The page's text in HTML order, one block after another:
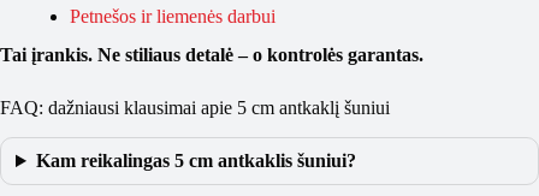
Petnešos ir liemenės darbui
Tai įrankis. Ne stiliaus detalė – o kontrolės garantas.
FAQ: dažniausi klausimai apie 5 cm antkaklį šuniui
Kam reikalingas 5 cm antkaklis šuniui?